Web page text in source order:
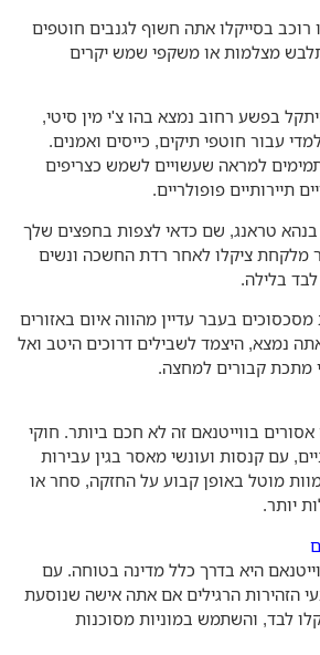
בסייקלו אתה חשוף לגנבים חוטפים
מצלמות או משקפי שמש יקרים
בפשע רחוב נמצא בהו צ'י מין סיטי,
חוטפי תיקים, כייסים ואמנים.
למראה שעשויים לשמש כצריפים
פופולריים.
טראנג, שם כדאי לצפות בחפצים שלך
ציקלו לאחר רדת החשכה ונשים
בעבר עדיין מהווה איום באזורים
היצמד לשבילים דרוכים היטב ואל
קבורים למחצה.
בווייטנאם זה לא חכם ביותר. חוקי
קנסות ועונשי מאסר בגין עבירות
מוטל באופן קבוע על החזקה, סחר או
היא בדרך כלל מדינה בטוחה. עם
הרגילים אם אתה אישה שנוסעת
והשתמש במוניות מסוכנות